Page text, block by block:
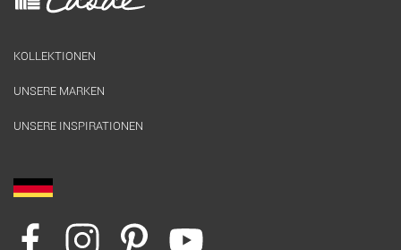
KOLLEKTIONEN
UNSERE MARKEN
UNSERE INSPIRATIONEN